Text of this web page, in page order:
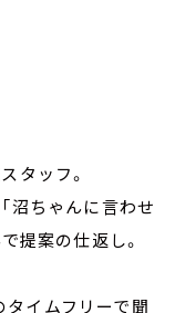
タッフ。
沼ちゃんに言わせ
提案の仕返し。
イムフリーで聞